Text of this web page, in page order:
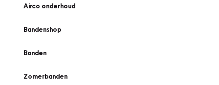
Airco onderhoud
Bandenshop
Banden
Zomerbanden